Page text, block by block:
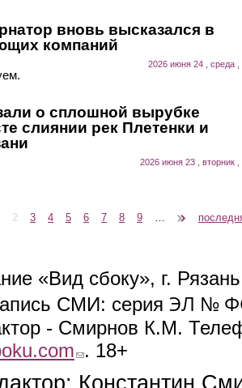
вновь высказался в
компаний
2026 июня 24 , среда ,
о сплошной вырубке
слиянии рек Плетенки и
2026 июня 23 , вторник ,
2 3 4 5 6 7 8 9
«Вид сбоку», г.
СМИ: серия ЭЛ №
- Смирнов К.М.
(link sends e-mail)
. 18+